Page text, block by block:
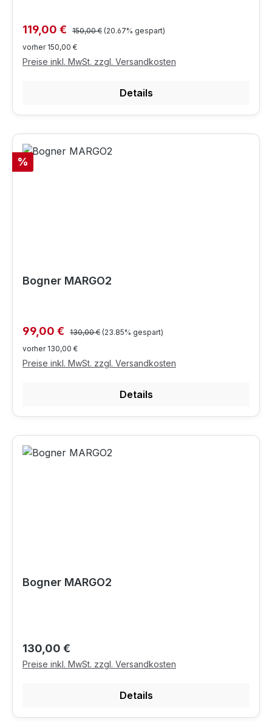
Verkaufspreis:
119,00 € Regulärer Preis:
150,00 € (20.67% gespart)
vorher 150,00 €
Preise inkl. MwSt. zzgl. Versandkosten
Details
Rabatt
%
Bogner MARGO2
Verkaufspreis:
99,00 € Regulärer Preis:
130,00 € (23.85% gespart)
vorher 130,00 €
Preise inkl. MwSt. zzgl. Versandkosten
Details
Bogner MARGO2
Regulärer Preis:
130,00 €
Preise inkl. MwSt. zzgl. Versandkosten
Details